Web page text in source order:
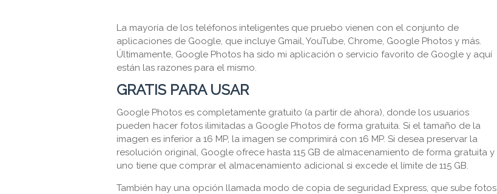
La mayoría de los teléfonos inteligentes que pruebo vienen con el conjunto de
aplicaciones de Google, que incluye Gmail, YouTube, Chrome, Google Photos y más.
Últimamente, Google Photos ha sido mi aplicación o servicio favorito de Google y aquí
están las razones para el mismo.
GRATIS PARA USAR
Google Photos es completamente gratuito (a partir de ahora), donde los usuarios
pueden hacer fotos ilimitadas a Google Photos de forma gratuita. Si el tamaño de la
imagen es inferior a 16 MP, la imagen se comprimirá con 16 MP. Si desea preservar la
resolución original, Google ofrece hasta 115 GB de almacenamiento de forma gratuita y
uno tiene que comprar el almacenamiento adicional si excede el límite de 115 GB.
También hay una opción llamada modo de copia de seguridad Express, que sube fotos